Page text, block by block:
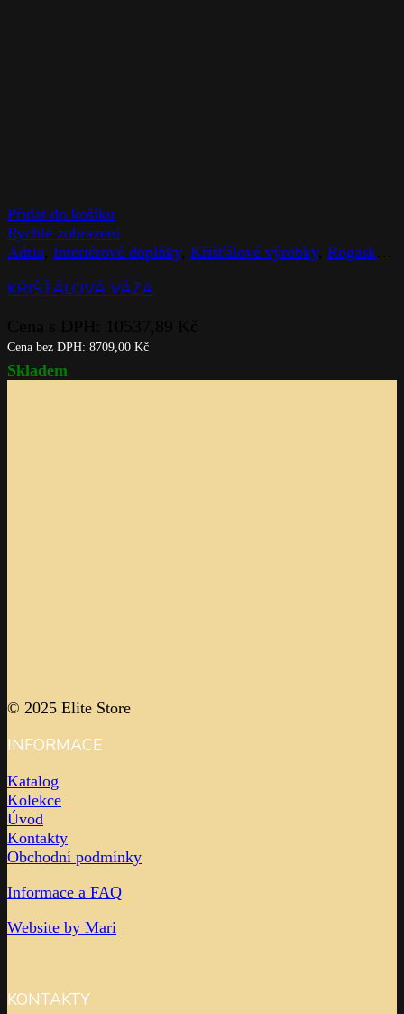
Přidat do košíku
Rychlé zobrazení
Adria Interiérové doplňky, Křišťálové výrobky, Rogaska
KŘIŠŤÁLOVÁ VÁZA
Cena bez DPH: 8709,00 Kč
Skladem
© 2025 Elite Store
INFORMACE
Katalog
Kolekce
Úvod
Kontakty
Obchodní podmínky
Informace a FAQ
Website by Mari
KONTAKTY